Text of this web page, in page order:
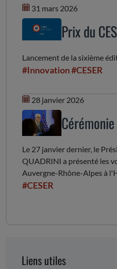
31 mars 2026
Prix du
Lancement de la sixième
#Innovation#CESER
28 janvier 2026
Le 27 janvier dernier, le
QUADRINI a présenté les
Auvergne-Rhône-Alpes à
#CESER
Liens utiles